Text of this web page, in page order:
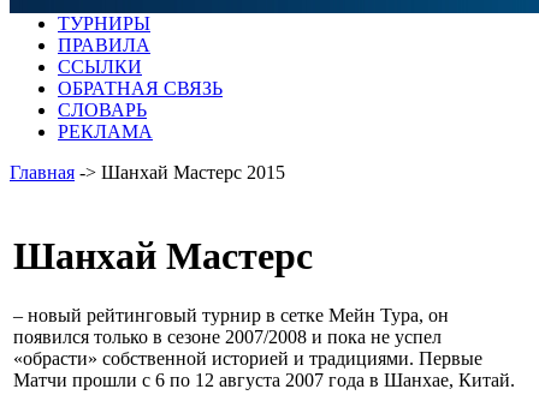
ТУРНИРЫ
ПРАВИЛА
ССЫЛКИ
ОБРАТНАЯ СВЯЗЬ
СЛОВАРЬ
РЕКЛАМА
Главная -> Шанхай Мастерс 2015
Шанхай Мастерс
– новый рейтинговый турнир в сетке Мейн Тура, он
появился только в сезоне 2007/2008 и пока не успел
«обрасти» собственной историей и традициями. Первые
Матчи прошли с 6 по 12 августа 2007 года в Шанхае, Китай.